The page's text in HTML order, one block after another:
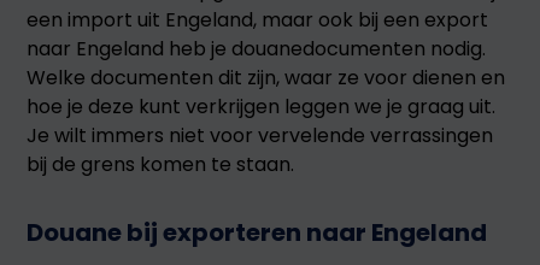
een import uit Engeland, maar ook bij een export
naar Engeland heb je douanedocumenten nodig.
Welke documenten dit zijn, waar ze voor dienen en
hoe je deze kunt verkrijgen leggen we je graag uit.
Je wilt immers niet voor vervelende verrassingen
bij de grens komen te staan.
Douane bij exporteren naar Engeland